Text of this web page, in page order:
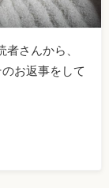
さんから、
お返事をして